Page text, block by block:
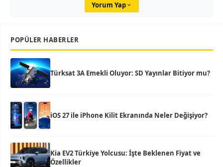
Yorum Yap
POPÜLER HABERLER
Türksat 3A Emekli Oluyor: SD Yayınlar Bitiyor mu?
iOS 27 ile iPhone Kilit Ekranında Neler Değişiyor?
Kia EV2 Türkiye Yolcusu: İşte Beklenen Fiyat ve
Özellikler